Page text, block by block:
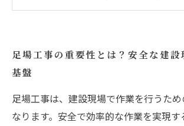
あなたの現場は大丈夫？足場工事
専門家が語る足場工事の未来と安
足場工事が築く安全性：あなたの
足場工事の重要性とは？安全な建設
基盤
足場工事は、建設現場で作業を行うた
なります。安全で効率的な作業を実現